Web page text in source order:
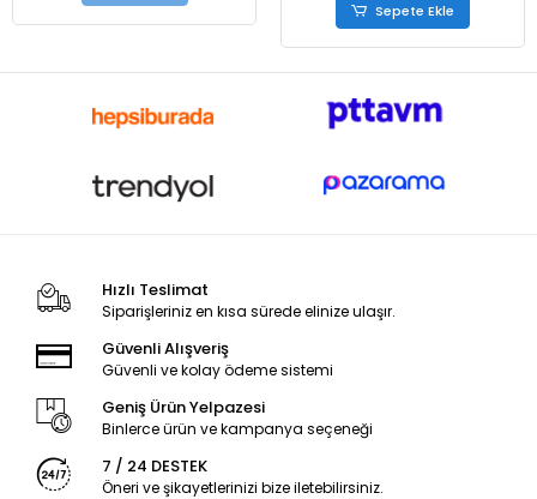
Sepete Ekle
Hızlı Teslimat
Siparişleriniz en kısa sürede elinize ulaşır.
Güvenli Alışveriş
Güvenli ve kolay ödeme sistemi
Geniş Ürün Yelpazesi
Binlerce ürün ve kampanya seçeneği
7 / 24 DESTEK
Öneri ve şikayetlerinizi bize iletebilirsiniz.